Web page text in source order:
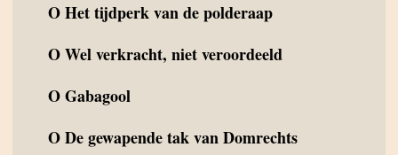
OHet tijdperk van de polderaap
OWel verkracht, niet veroordeeld
OGabagool
ODe gewapende tak van Domrechts